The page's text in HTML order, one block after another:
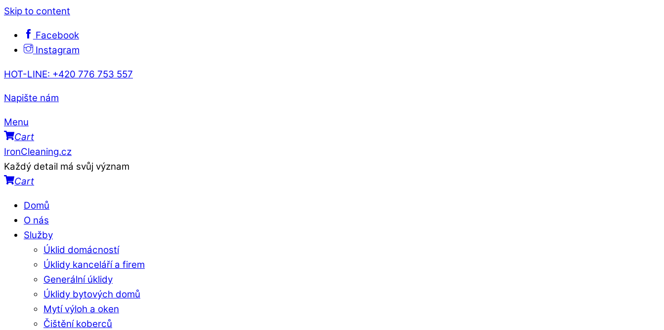
Skip to content
Facebook
Instagram
HOT-LINE: +420 776 753 557
Napište nám
Menu
Cart
IronCleaning.cz
Každý detail má svůj význam
Cart
Domů
O nás
Služby
Úklid domácností
Úklidy kanceláří a firem
Generální úklidy
Úklidy bytových domů
Mytí výloh a oken
Čištění koberců